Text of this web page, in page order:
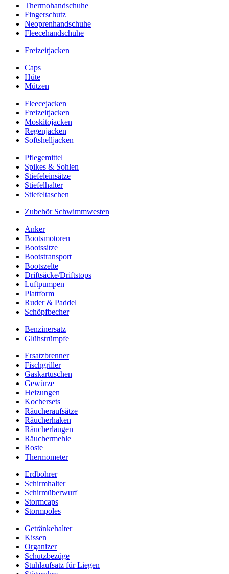
Thermohandschuhe
Fingerschutz
Neoprenhandschuhe
Fleecehandschuhe
Freizeitjacken
Caps
Hüte
Mützen
Fleecejacken
Freizeitjacken
Moskitojacken
Regenjacken
Softshelljacken
Pflegemittel
Spikes & Sohlen
Stiefeleinsätze
Stiefelhalter
Stiefeltaschen
Zubehör Schwimmwesten
Anker
Bootsmotoren
Bootssitze
Bootstransport
Bootszelte
Driftsäcke/Driftstops
Luftpumpen
Plattform
Ruder & Paddel
Schöpfbecher
Benzinersatz
Glühstrümpfe
Ersatzbrenner
Fischgriller
Gaskartuschen
Gewürze
Heizungen
Kochersets
Räucheraufsätze
Räucherhaken
Räucherlaugen
Räuchermehle
Roste
Thermometer
Erdbohrer
Schirmhalter
Schirmüberwurf
Stormcaps
Stormpoles
Getränkehalter
Kissen
Organizer
Schutzbezüge
Stuhlaufsatz für Liegen